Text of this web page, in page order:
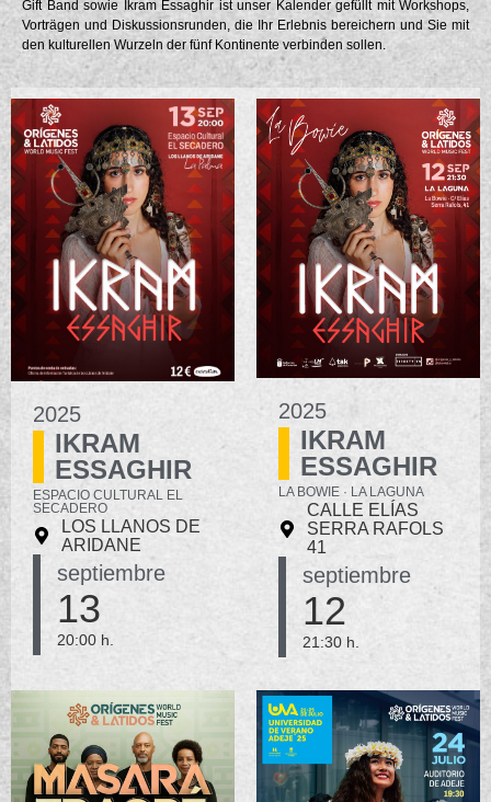
Gift Band sowie Ikram Essaghir ist unser Kalender gefüllt mit Workshops,
Vorträgen und Diskussionsrunden, die Ihr Erlebnis bereichern und Sie mit
den kulturellen Wurzeln der fünf Kontinente verbinden sollen.
2025
IKRAM
ESSAGHIR
ESPACIO CULTURAL EL
SECADERO
LOS LLANOS DE
ARIDANE
septiembre
13
20:00 h.
2025
IKRAM
ESSAGHIR
LA BOWIE · LA LAGUNA
CALLE ELÍAS
SERRA RAFOLS
41
septiembre
12
21:30 h.